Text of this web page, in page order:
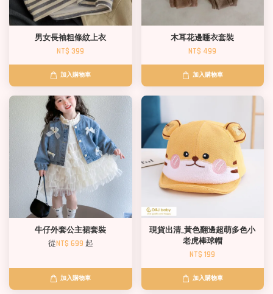
男女長袖粗條紋上衣
NT$ 399
加入購物車
木耳花邊睡衣套裝
NT$ 499
加入購物車
牛仔外套公主裙套裝
從NT$ 699 起
加入購物車
現貨出清_黃色翻邊超萌多色小
老虎棒球帽
NT$ 199
加入購物車